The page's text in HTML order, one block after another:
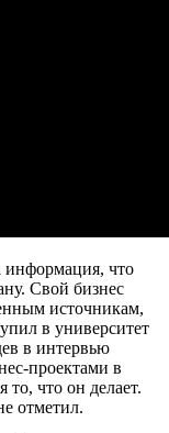
информация, что
Свой бизнес
источникам,
в университет
в интервью
проектами в
что он делает.
отметил.